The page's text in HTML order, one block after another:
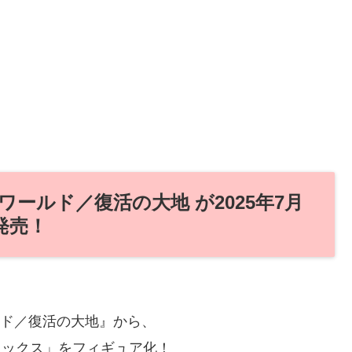
ルド／復活の大地 が2025年7月
！
／復活の大地』から、
クス」をフィギュア化！